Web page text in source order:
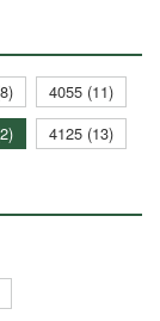
4055 (11)
4125 (13)